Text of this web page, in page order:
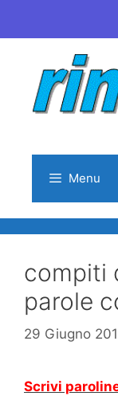
al
contenuto
Menu
compiti
parole
29 Giugno
Scrivi